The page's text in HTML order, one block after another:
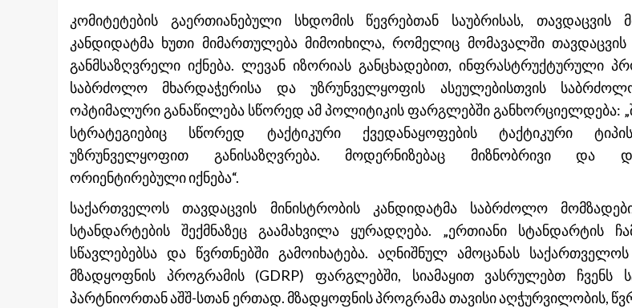
კომიტეტების გაერთიანებული სხდომის წევრებთან საუბრისას, თავდაცვის
კანდიდატმა ხუთი მიმართულება მიმოიხილა, რომელიც მომავალში
განმსაზღვრელი იქნება. ლევან იზორიას განცხადებით, ინფრასტრუქტურული
საბრძოლო მხარდაჭერისა და უზრუნველყოფის ასეულებისთვის
ოპტიმალური განაწილება სწორედ ამ პოლიტიკის ფარგლებში განხორციელდება:
სტრატეგიებიც სწორედ ტაქტიკური ქვედანაყოფების ტაქტიკური
უზრუნველყოფით განისაზღვრება. მოდერნიზებაც მიზნობრივი და
ორიენტირებული იქნება“.
საქართველოს თავდაცვის მინისტრობის კანდიდატმა საბრძოლო
სტანდარტების შექმნაზეც გაამახვილა ყურადღება. „ერთიანი სტანდარტის
სწავლებებსა და წვრთნებში გამოიხატება. აღნიშნულ ამოცანას
მზადყოფნის პროგრამის (GDRP) ფარგლებში, სიამაყით ვასრულებთ ჩვენს
პარტნიორთან აშშ-სთან ერთად. მზადყოფნის პროგრამა თავისი აღჭურვილობის,